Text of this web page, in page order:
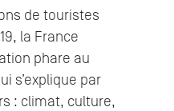
de touristes
la France
phare au
s’explique par
: climat, culture,